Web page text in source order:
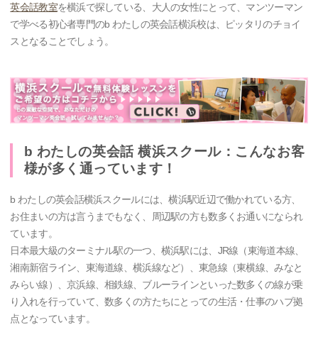
英会話教室を横浜で探している、大人の女性にとって、マンツーマン
で学べる初心者専門のb わたしの英会話横浜校は、ピッタリのチョイ
スとなることでしょう。
b わたしの英会話 横浜スクール：こんなお客
様が多く通っています！
b わたしの英会話横浜スクールには、横浜駅近辺で働かれている方、
お住まいの方は言うまでもなく、周辺駅の方も数多くお通いになられ
ています。
日本最大級のターミナル駅の一つ、横浜駅には、JR線（東海道本線、
湘南新宿ライン、東海道線、横浜線など）、東急線（東横線、みなと
みらい線）、京浜線、相鉄線、ブルーラインといった数多くの線が乗
り入れを行っていて、数多くの方たちにとっての生活・仕事のハブ拠
点となっています。